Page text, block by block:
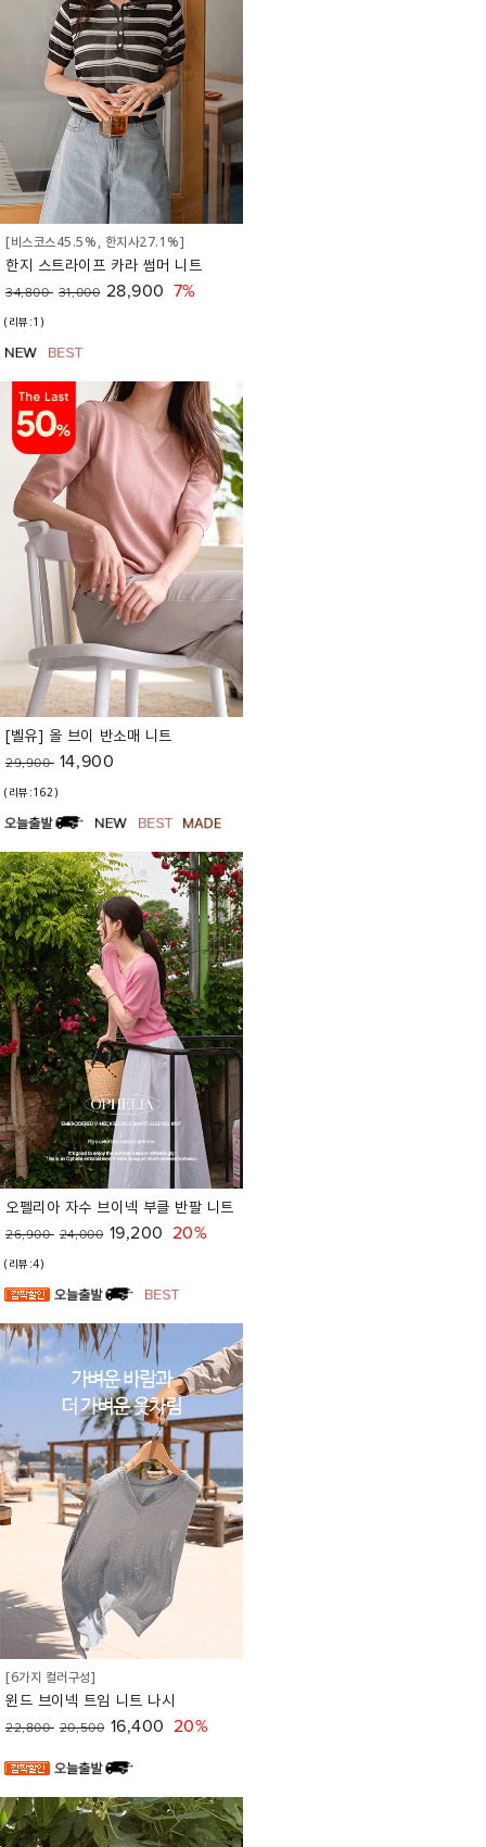
[비스코스45.5%, 한지사27.1%]
한지 스트라이프 카라 썸머 니트
34,800 31,000 28,900 7%
(리뷰:1)
[벨유] 올 브이 반소매 니트
29,900 14,900
(리뷰:162)
오펠리아 자수 브이넥 부클 반팔 니트
26,900 24,000 19,200 20%
(리뷰:4)
[6가지 컬러구성]
윈드 브이넥 트임 니트 나시
22,800 20,500 16,400 20%